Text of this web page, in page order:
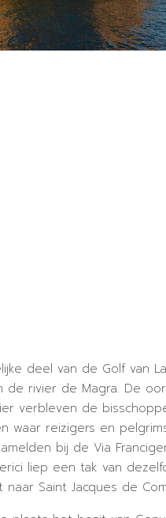
deel van de Golf van
rivier de Magra. De
verbleven de
waar reizigers en
bij de Via
liep een tak van
Saint Jacques de